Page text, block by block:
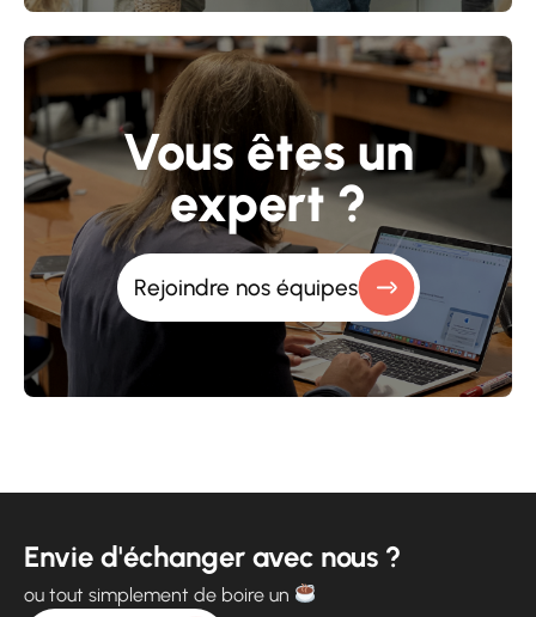
Vous êtes un
expert ?
Rejoindre nos équipes
Envie d'échanger avec nous ?
ou tout simplement de boire un